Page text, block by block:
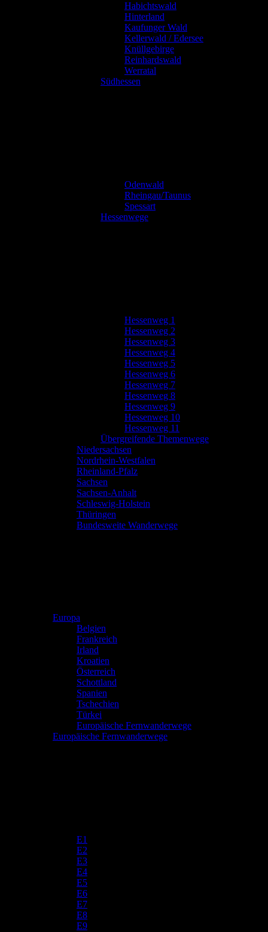
Habichtswald
Hinterland
Kaufunger Wald
Kellerwald / Edersee
Knüllgebirge
Reinhardswald
Werratal
Südhessen
Odenwald
Rheingau/Taunus
Spessart
Hessenwege
Hessenweg 1
Hessenweg 2
Hessenweg 3
Hessenweg 4
Hessenweg 5
Hessenweg 6
Hessenweg 7
Hessenweg 8
Hessenweg 9
Hessenweg 10
Hessenweg 11
Übergreifende Themenwege
Niedersachsen
Nordrhein-Westfalen
Rheinland-Pfalz
Sachsen
Sachsen-Anhalt
Schleswig-Holstein
Thüringen
Bundesweite Wanderwege
Europa
Belgien
Frankreich
Irland
Kroatien
Österreich
Schottland
Spanien
Tschechien
Türkei
Europäische Fernwanderwege
Europäische Fernwanderwege
E1
E2
E3
E4
E5
E6
E7
E8
E9